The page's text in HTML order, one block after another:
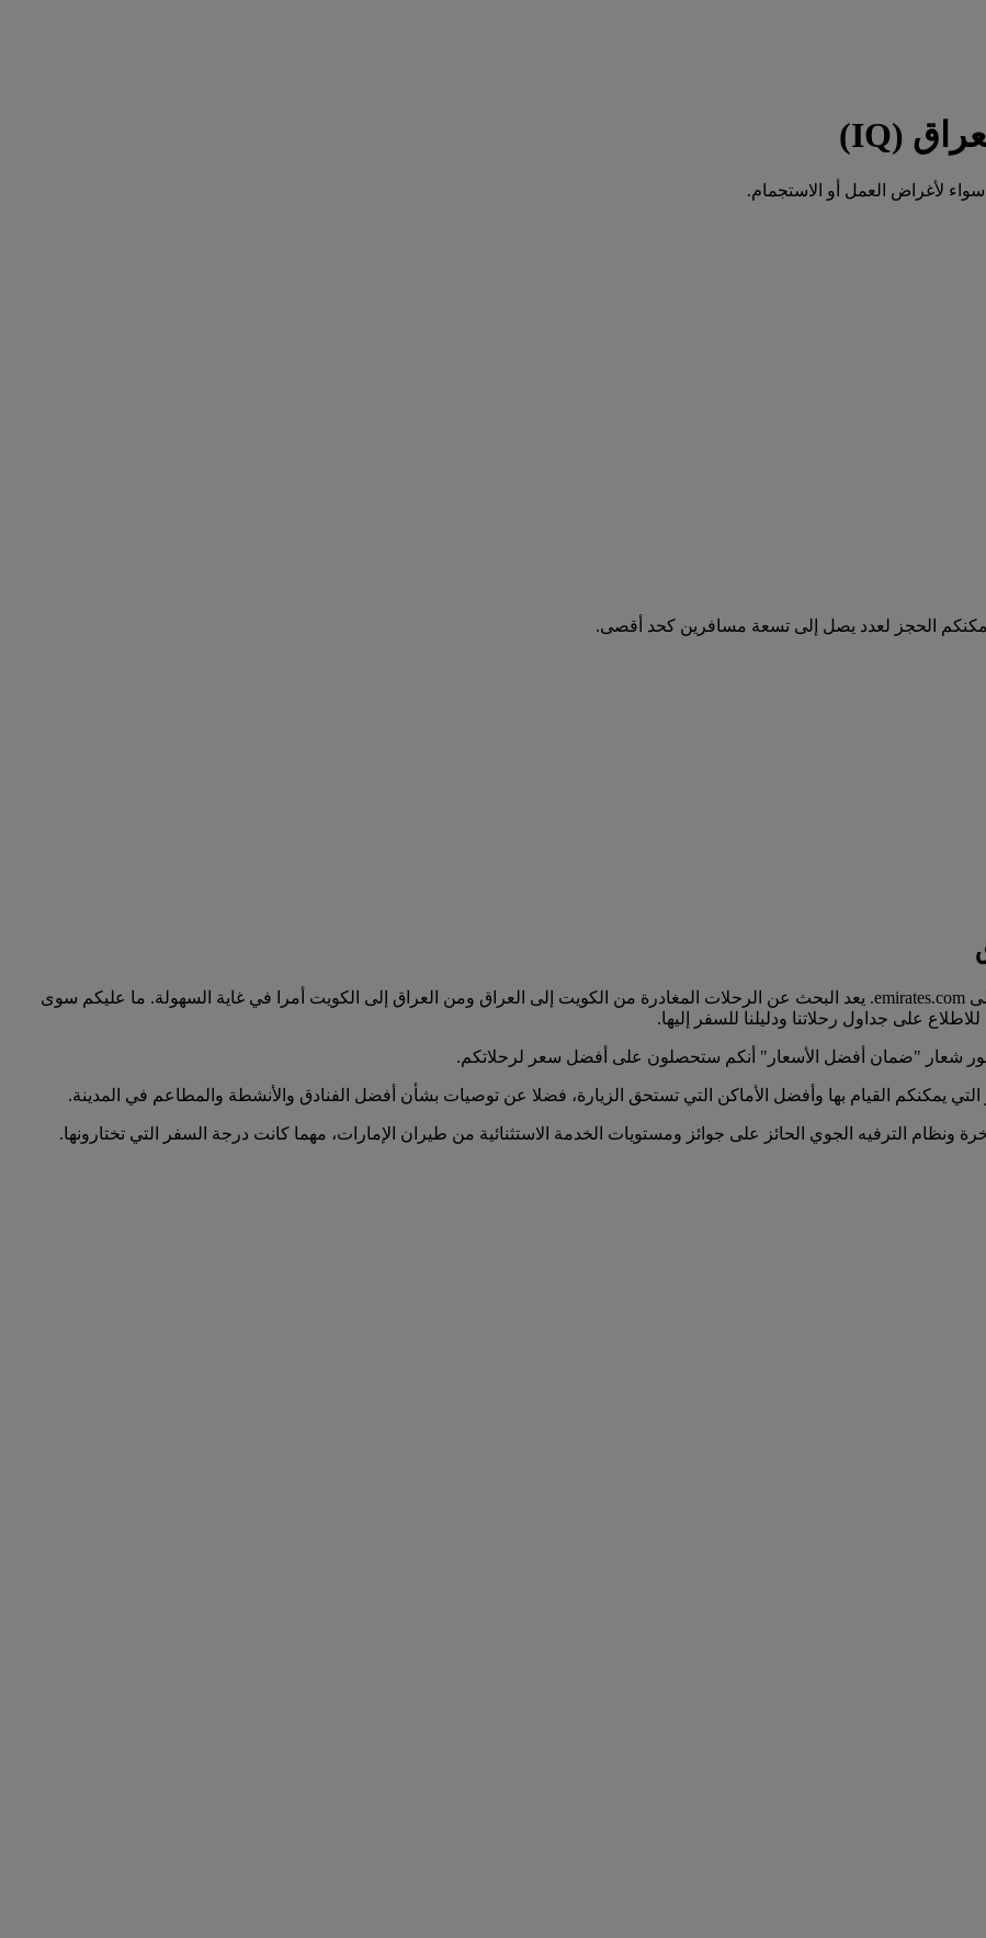
لأغراض العمل أو الاستجمام.
الحجز لعدد يصل إلى تسعة مسافرين كحد أقصى.
يمكنكم العثور على جميع الرحلات المغادرة من الكويت إلى العراق على emirates.com. يعد البحث عن الرحلات المغادرة من الكويت إلى العراق ومن العراق إلى الكويت أمرا في غاية السهولة. ما عليكم سوى
على جداول رحلاتنا ودليلنا للسفر إليها.
شعار "ضمان أفضل الأسعار" أنكم ستحصلون على أفضل سعر لرحلاتكم.
يمكنكم القيام بها وأفضل الأماكن التي تستحق الزيارة، فضلا عن توصيات بشأن أفضل الفنادق والأنشطة والمطاعم في المدينة.
ونظام الترفيه الجوي الحائز على جوائز ومستويات الخدمة الاستثنائية من طيران الإمارات، مهما كانت درجة السفر التي تختارونها.